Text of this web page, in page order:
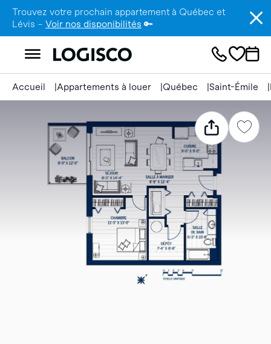
Trouvez votre prochain appartement à Québec et
Lévis – Voir nos disponibilités 🔑
Accueil Appartements à louer Québec Saint-Émile